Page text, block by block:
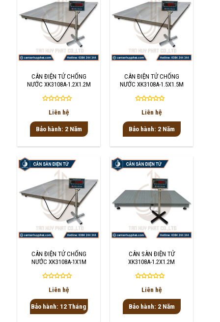
CÂN ĐIỆN TỬ CHỐNG
NƯỚC XK3108A-1.2X1.2M
Được
hạng
0
sao
Liên hệ
Bảo hành: 2 Năm
CÂN ĐIỆN TỬ CHỐNG
NƯỚC XK3108A-1.5X1.5M
Được
hạng
0
sao
Liên hệ
Bảo hành: 2 Năm
CÂN ĐIỆN TỬ CHỐNG
NƯỚC XK3108A-1X1M
Được
hạng
0
Liên hệ
Bảo hành: 12 Tháng
CÂN SÀN ĐIỆN TỬ
XK3108A-1.2X1.2M
Được
hạng
0
Liên hệ
Bảo hành: 2 Năm